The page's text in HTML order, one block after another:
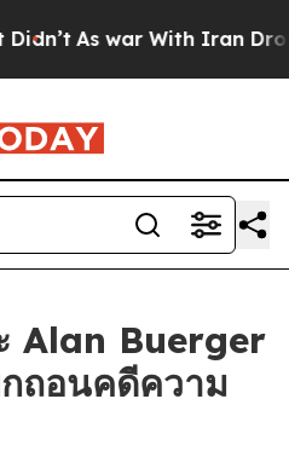
As war With Iran Drove
Alan Buerger
ถอนคดีความ